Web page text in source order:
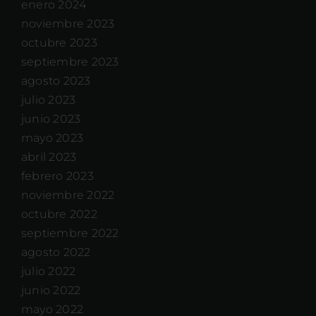
enero 2024
noviembre 2023
octubre 2023
septiembre 2023
agosto 2023
julio 2023
junio 2023
mayo 2023
abril 2023
febrero 2023
noviembre 2022
octubre 2022
septiembre 2022
agosto 2022
julio 2022
junio 2022
mayo 2022